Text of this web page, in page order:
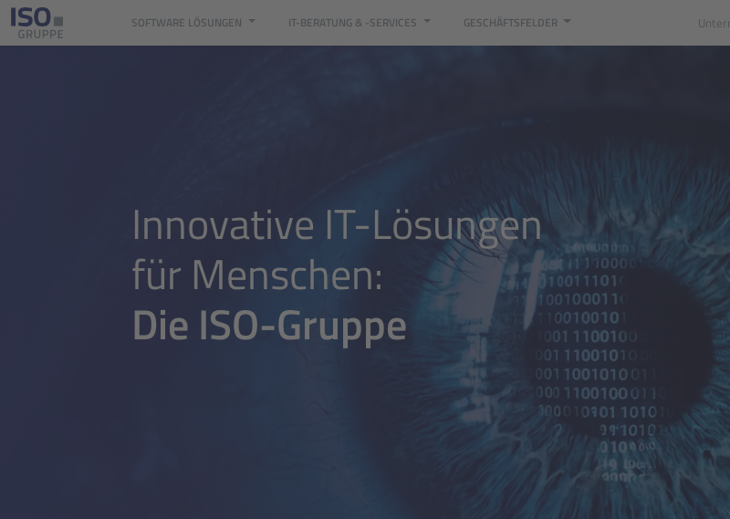
SOFTWARE LÖSUNGEN IT-BERATUNG & -SERVICES GESCHÄFTSFELDER
Innovative IT-Lösungen
für Menschen:
Die ISO-Gruppe